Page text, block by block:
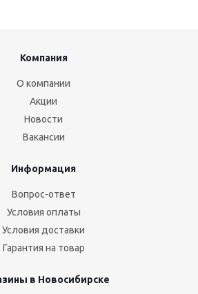
Компания
О компании
Акции
Новости
Вакансии
Информация
Вопрос-ответ
Условия оплаты
Условия доставки
Гарантия на товар
в Новосибирске